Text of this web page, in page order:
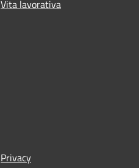
Vita lavorativa
Privacy